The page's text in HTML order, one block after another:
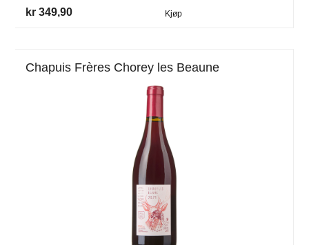
kr 349,90 Kjøp
Chapuis Frères Chorey les Beaune